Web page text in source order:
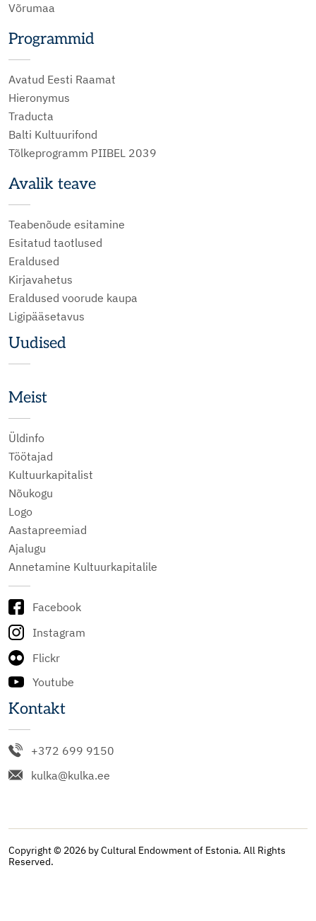
Võrumaa
Programmid
Avatud Eesti Raamat
Hieronymus
Traducta
Balti Kultuurifond
Tõlkeprogramm PIIBEL 2039
Avalik teave
Teabenõude esitamine
Esitatud taotlused
Eraldused
Kirjavahetus
Eraldused voorude kaupa
Ligipääsetavus
Uudised
Meist
Üldinfo
Töötajad
Kultuurkapitalist
Nõukogu
Logo
Aastapreemiad
Ajalugu
Annetamine Kultuurkapitalile
Facebook
Instagram
Flickr
Youtube
Kontakt
+372 699 9150
kulka@kulka.ee
Copyright © 2026 by Cultural Endowment of Estonia. All Rights
Reserved.